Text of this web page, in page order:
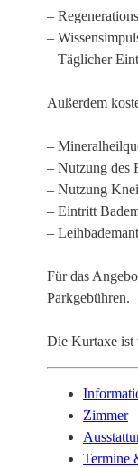
–
–
– Täglicher
Außerdem
–
– Nutzung des
– Nutzung
– Eintritt
–
Für das
Parkgebühren.
Die Kurtaxe ist
Zimmer
Termine